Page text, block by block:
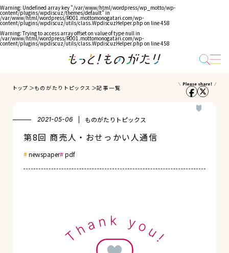
Warning: Undefined array key "/var/www/html/wordpress/wp_motto/wp-
content/plugins/wpdiscuz/themes/default" in
/var/www/html/wordpress/R001.mottomonogatari.com/wp-
content/plugins/wpdiscuz/utils/class.WpdiscuzHelper.php on line458
Warning: Trying to access array offset on value of type null in
/var/www/html/wordpress/R001.mottomonogatari.com/wp-
content/plugins/wpdiscuz/utils/class.WpdiscuzHelper.php on line458
トップ ものがたりトピックス 記事一覧
2021-05-06 ものがたりトピックス
第8回 商売人・おせっかい人通信
newspaper pdf